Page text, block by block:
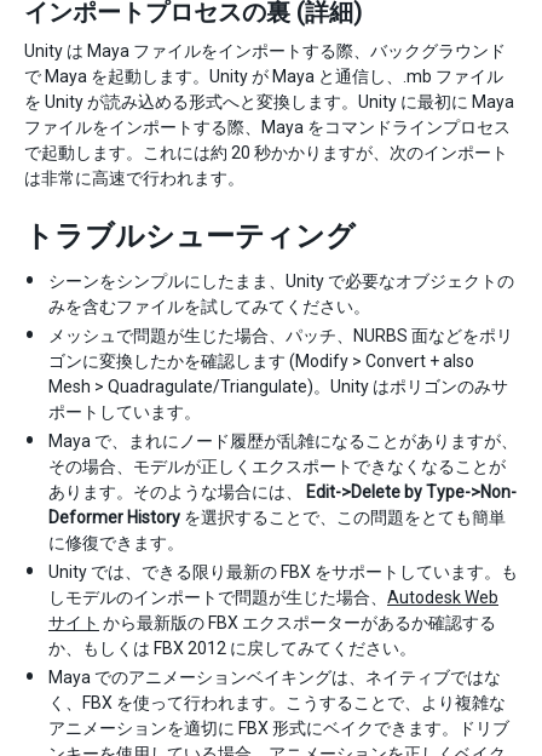
インポートプロセスの裏 (詳細)
Unity は Maya ファイルをインポートする際、バックグラウンド
で Maya を起動します。Unity が Maya と通信し、.mb ファイル
を Unity が読み込める形式へと変換します。Unity に最初に Maya
ファイルをインポートする際、Maya をコマンドラインプロセス
で起動します。これには約 20 秒かかりますが、次のインポート
は非常に高速で行われます。
トラブルシューティング
シーンをシンプルにしたまま、Unity で必要なオブジェクトの
みを含むファイルを試してみてください。
メッシュで問題が生じた場合、パッチ、NURBS 面などをポリ
ゴンに変換したかを確認します (Modify > Convert + also
Mesh > Quadragulate/Triangulate)。Unity はポリゴンのみサ
ポートしています。
Maya で、まれにノード履歴が乱雑になることがありますが、
その場合、モデルが正しくエクスポートできなくなることが
あります。そのような場合には、
Edit->Delete by Type->Non-
Deformer History を選択することで、この問題をとても簡単
に修復できます。
Unity では、できる限り最新の FBX をサポートしています。も
しモデルのインポートで問題が生じた場合、 Autodesk Web
サイト から最新版の FBX エクスポーターがあるか確認する
か、もしくは FBX 2012 に戻してみてください。
Maya でのアニメーションベイキングは、ネイティブではな
く、FBX を使って行われます。こうすることで、より複雑な
アニメーションを適切に FBX 形式にベイクできます。ドリブ